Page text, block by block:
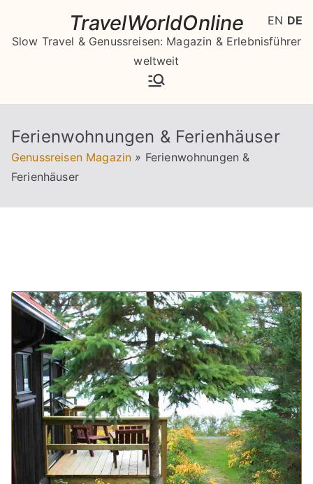
springen
TravelWorldOnline
Slow Travel & Genussreisen: Magazin & Erlebnisführer
weltweit
Ferienwohnungen & Ferienhäuser
Genussreisen Magazin » Ferienwohnungen &
Ferienhäuser
EN DE